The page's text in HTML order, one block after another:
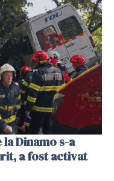
Dinamo s-a
a fost activat